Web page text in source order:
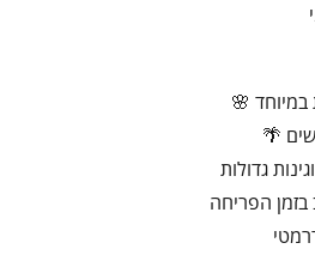
🌸
🌴
גדולות
הפריחה